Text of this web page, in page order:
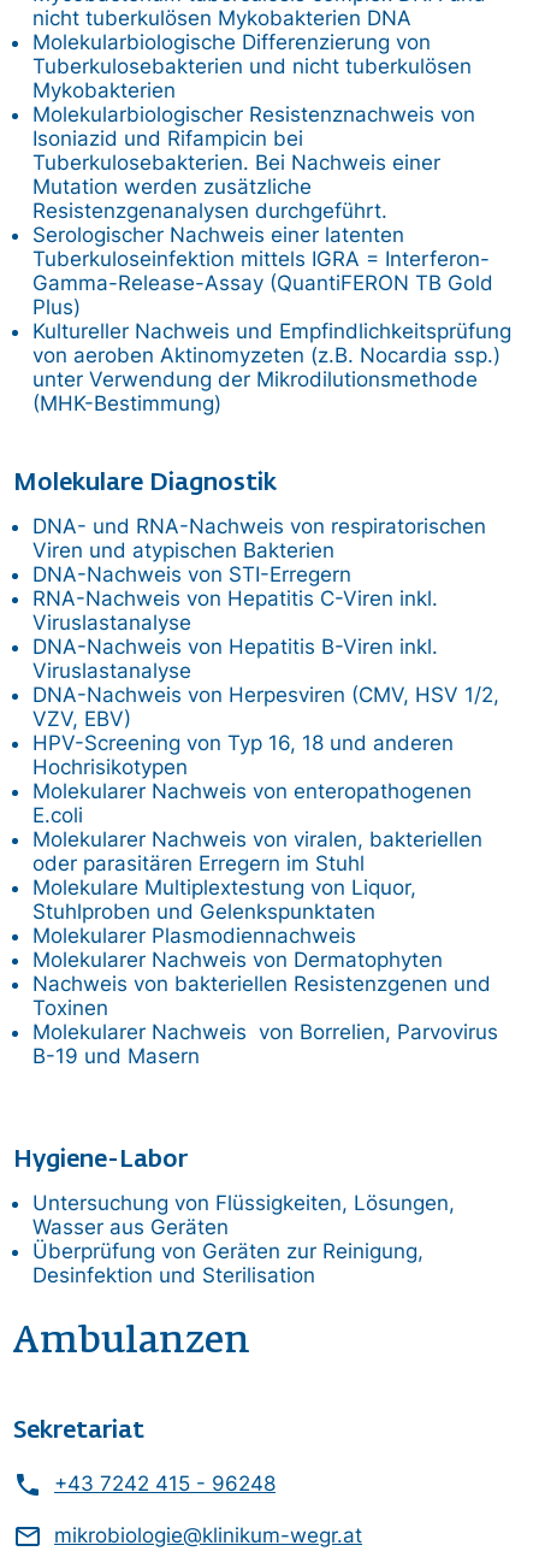
nicht tuberkulösen Mykobakterien DNA
Molekularbiologische Differenzierung von
Tuberkulosebakterien und nicht tuberkulösen
Mykobakterien
Molekularbiologischer Resistenznachweis von
Isoniazid und Rifampicin bei
Tuberkulosebakterien. Bei Nachweis einer
Mutation werden zusätzliche
Resistenzgenanalysen durchgeführt.
Serologischer Nachweis einer latenten
Tuberkuloseinfektion mittels IGRA = Interferon-
Gamma-Release-Assay (QuantiFERON TB Gold
Plus)
Kultureller Nachweis und Empfindlichkeitsprüfung
von aeroben Aktinomyzeten (z.B. Nocardia ssp.)
unter Verwendung der Mikrodilutionsmethode
(MHK-Bestimmung)
Molekulare Diagnostik
DNA- und RNA-Nachweis von respiratorischen
Viren und atypischen Bakterien
DNA-Nachweis von STI-Erregern
RNA-Nachweis von Hepatitis C-Viren inkl.
Viruslastanalyse
DNA-Nachweis von Hepatitis B-Viren inkl.
Viruslastanalyse
DNA-Nachweis von Herpesviren (CMV, HSV 1/2,
VZV, EBV)
HPV-Screening von Typ 16, 18 und anderen
Hochrisikotypen
Molekularer Nachweis von enteropathogenen
E.coli
Molekularer Nachweis von viralen, bakteriellen
oder parasitären Erregern im Stuhl
Molekulare Multiplextestung von Liquor,
Stuhlproben und Gelenkspunktaten
Molekularer Plasmodiennachweis
Molekularer Nachweis von Dermatophyten
Nachweis von bakteriellen Resistenzgenen und
Toxinen
Molekularer Nachweis von Borrelien, Parvovirus
B-19 und Masern
Hygiene-Labor
Untersuchung von Flüssigkeiten, Lösungen,
Wasser aus Geräten
Überprüfung von Geräten zur Reinigung,
Desinfektion und Sterilisation
Ambulanzen
Sekretariat
phone +43 7242 415 - 96248
mail_outline
mikrobiologie@klinikum-wegr.at